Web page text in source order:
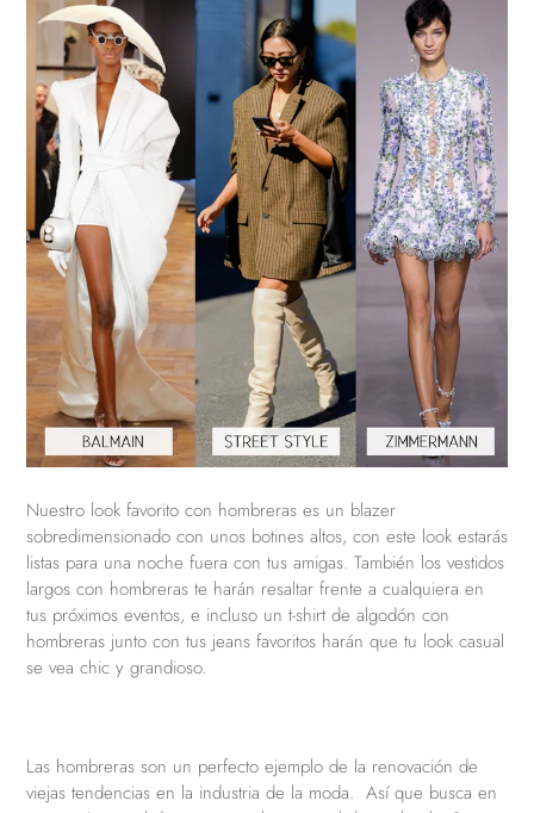
Nuestro look favorito con hombreras es un blazer
sobredimensionado con unos botines altos, con este look estarás
listas para una noche fuera con tus amigas. También los vestidos
largos con hombreras te harán resaltar frente a cualquiera en
tus próximos eventos, e incluso un t-shirt de algodón con
hombreras junto con tus jeans favoritos harán que tu look casual
se vea chic y grandioso.
Las hombreras son un perfecto ejemplo de la renovación de
viejas tendencias en la industria de la moda. Así que busca en